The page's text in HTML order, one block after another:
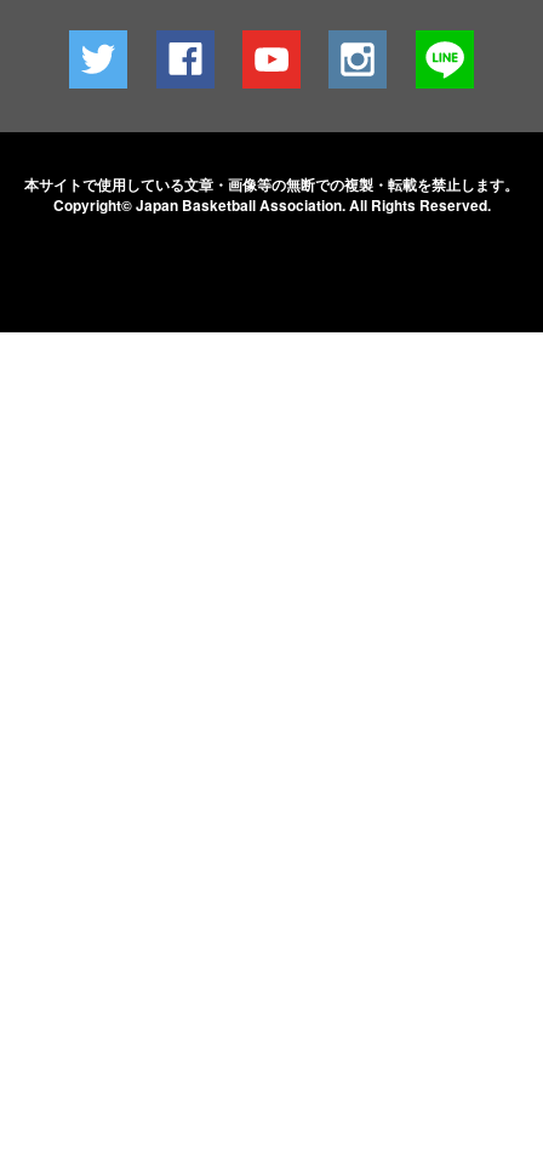
本サイトで使用している文章・画像等の無断での複製・転載を禁止します。
Copyright© Japan Basketball Association.All Rights Reserved.